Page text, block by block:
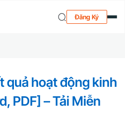
Đăng Ký
quả hoạt động kinh
PDF] – Tải Miễn